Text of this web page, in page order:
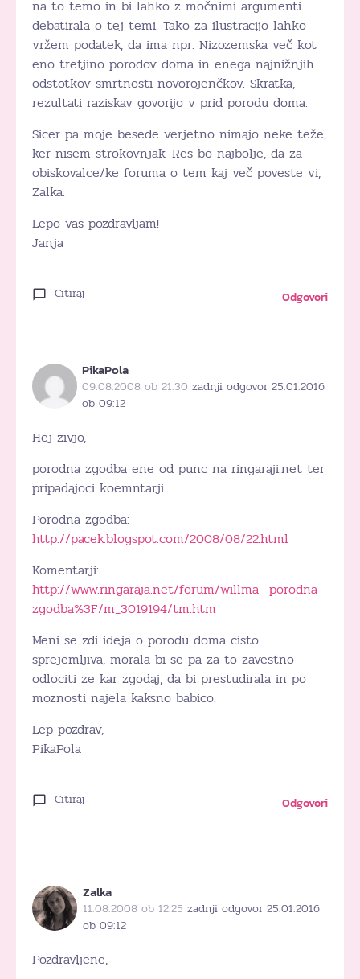
na to temo in bi lahko z močnimi argumenti
debatirala o tej temi. Tako za ilustracijo lahko
vržem podatek, da ima npr. Nizozemska več kot
eno tretjino porodov doma in enega najnižnjih
odstotkov smrtnosti novorojenčkov. Skratka,
rezultati raziskav govorijo v prid porodu doma.
Sicer pa moje besede verjetno nimajo neke teže,
ker nisem strokovnjak. Res bo najbolje, da za
obiskovalce/ke foruma o tem kaj več poveste vi,
Zalka.
Lepo vas pozdravljam!
Janja
Citiraj Odgovori
PikaPola
09.08.2008 ob 21:30 zadnji odgovor 25.01.2016
ob 09:12
Hej zivjo,
porodna zgodba ene od punc na ringaraji.net ter
pripadajoci koemntarji.
Porodna zgodba:
http://pacek.blogspot.com/2008/08/22.html
Komentarji:
http://www.ringaraja.net/forum/willma-_porodna_
zgodba%3F/m_3019194/tm.htm
Meni se zdi ideja o porodu doma cisto
sprejemljiva, morala bi se pa za to zavestno
odlociti ze kar zgodaj, da bi prestudirala in po
moznosti najela kaksno babico.
Lep pozdrav,
PikaPola
Citiraj Odgovori
Zalka
11.08.2008 ob 12:25 zadnji odgovor 25.01.2016
ob 09:12
Pozdravljene,